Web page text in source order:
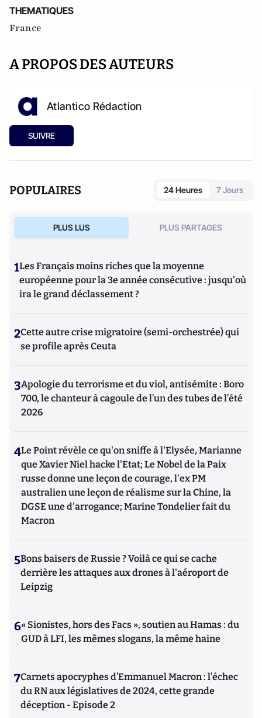
THEMATIQUES
France
A PROPOS DES AUTEURS
Atlantico Rédaction
SUIVRE
POPULAIRES 24 Heures 7 Jours
PLUS LUS PLUS PARTAGES
1Les Français moins riches que la moyenne
européenne pour la 3e année consécutive : jusqu'où
ira le grand déclassement ?
2Cette autre crise migratoire (semi-orchestrée) qui
se profile après Ceuta
3Apologie du terrorisme et du viol, antisémite : Boro
700, le chanteur à cagoule de l’un des tubes de l’été
2026
4Le Point révèle ce qu'on sniffe à l'Elysée, Marianne
que Xavier Niel hacke l'Etat; Le Nobel de la Paix
russe donne une leçon de courage, l'ex PM
australien une leçon de réalisme sur la Chine, la
DGSE une d'arrogance; Marine Tondelier fait du
Macron
5Bons baisers de Russie ? Voilà ce qui se cache
derrière les attaques aux drones à l'aéroport de
Leipzig
6« Sionistes, hors des Facs », soutien au Hamas : du
GUD à LFI, les mêmes slogans, la même haine
7Carnets apocryphes d’Emmanuel Macron : l’échec
du RN aux législatives de 2024, cette grande
déception - Episode 2